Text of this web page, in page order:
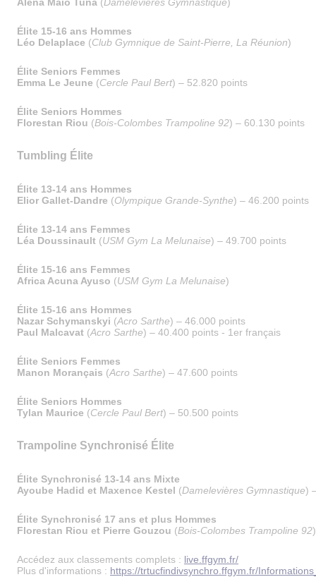
Élite 15-16 ans Hommes
Léo Delaplace (Club Gymnique de Saint-Pierre, La Réunion)
Élite Seniors Femmes
Emma Le Jeune (Cercle Paul Bert) – 52.820 points
Élite Seniors Hommes
Florestan Riou (Bois-Colombes Trampoline 92) – 60.130 points
Tumbling Élite
Élite 13-14 ans Hommes
Elior Gallet-Dandre (Olympique Grande-Synthe) – 46.200 points
Élite 13-14 ans Femmes
Léa Doussinault (USM Gym La Melunaise) – 49.700 points
Élite 15-16 ans Femmes
Africa Acuna Ayuso (USM Gym La Melunaise)
Élite 15-16 ans Hommes
Nazar Schymanskyi (Acro Sarthe) – 46.000 points
Paul Malcavat (Acro Sarthe) – 40.400 points - 1er français
Élite Seniors Femmes
Manon Morançais (Acro Sarthe) – 47.600 points
Élite Seniors Hommes
Tylan Maurice (Cercle Paul Bert) – 50.500 points
Trampoline Synchronisé Élite
Élite Synchronisé 13-14 ans Mixte
Ayoube Hadid et Maxence Kestel (Damelevières Gymnastique)
Élite Synchronisé 17 ans et plus Hommes
Florestan Riou et Pierre Gouzou (Bois-Colombes Trampoline 92
Accédez aux classements complets : live.ffgym.fr/
Plus d'informations : https://trtucfindivsynchro.ffgym.fr/